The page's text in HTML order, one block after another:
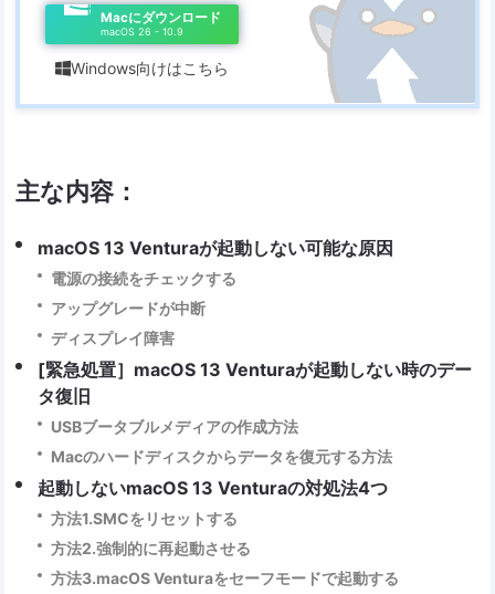
Macにダウンロード
macOS 26 - 10.9
Windows向けはこちら
主な内容：
macOS 13 Venturaが起動しない可能な原因
電源の接続をチェックする
アップグレードが中断
ディスプレイ障害
[緊急処置］macOS 13 Venturaが起動しない時のデー
タ復旧
USBブータブルメディアの作成方法
Macのハードディスクからデータを復元する方法
起動しないmacOS 13 Venturaの対処法4つ
方法1.SMCをリセットする
方法2.強制的に再起動させる
方法3.macOS Venturaをセーフモードで起動する